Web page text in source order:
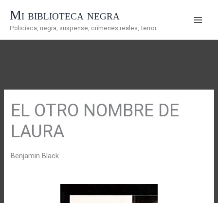
contenido
Mi biblioteca negra
Policíaca, negra, suspense, crímenes reales, terror
EL OTRO NOMBRE DE
LAURA
Benjamin Black